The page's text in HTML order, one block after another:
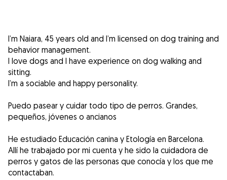
I’m Naiara, 45 years old and I’m licensed on dog training and
behavior management.
I love dogs and I have experience on dog walking and
sitting.
I’m a sociable and happy personality.
Puedo pasear y cuidar todo tipo de perros. Grandes,
pequeños, jóvenes o ancianos
He estudiado Educación canina y Etología en Barcelona.
Allí he trabajado por mi cuenta y he sido la cuidadora de
perros y gatos de las personas que conocía y los que me
contactaban.